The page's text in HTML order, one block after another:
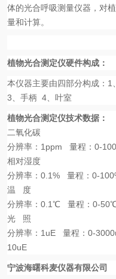
体的光合呼吸测量仪器，对
量和计算。
植物光合测定仪硬件构成：
本仪器主要由四部分构成： 1
3 、手柄 4 、叶室
植物光合测定仪技术数据：
二氧化碳
分辨率： 1ppm 量程： 0-
相对湿度
分辨率： 0.1% 量程： 0-
温
度
分辨率： 0.1℃ 量程： 0-50
光
照
分辨率： 1uE 量程： 0-
10uE
宁波海曙科麦仪器有限公司